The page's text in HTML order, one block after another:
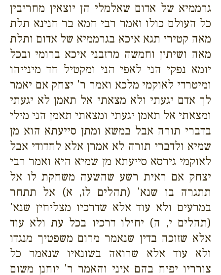
גרממיא של אדום שאלמלי הן יוצאין מחריבין
כל העולם כולו ואמר רבי חמא בר חנינא תלת
מאה קטירי תגא איכא בגרממיא של אדום ותלת
מאה ושיתין וחמשה מרזבני איכא ברומי ובכל
יומא נפקי הני לאפי הני ומקטיל חד מינייהו
ומיטרדי לאוקמי מלכא ואמר ר' יצחק אם יאמר
לך אדם יגעתי ולא מצאתי אל תאמן לא יגעתי
ומצאתי אל תאמן יגעתי ומצאתי תאמן הני מילי
בדברי תורה אבל במשא ומתן סייעתא הוא מן
שמיא ולדברי תורה לא אמרן אלא לחדודי אבל
לאוקמי גירסא סייעתא מן שמיא היא ואמר רבי
יצחק אם ראית רשע שהשעה משחקת לו אל
תתגרה בו שנא' (תהלים לז, א) אל תתחר
במרעים ולא עוד אלא שדרכיו מצליחין שנא'
(תהלים י, ה) יחילו דרכיו בכל עת ולא עוד
אלא שזוכה בדין שנאמר מרום משפטיך מנגדו
ולא עוד אלא שרואה בשונאיו שנאמר כל
צורריו יפיח בהם איני והאמר ר' יוחנן משום